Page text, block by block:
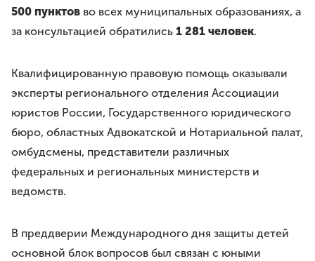
Юридический диктант
Премия им. И.И.Дмитриева
ПРЕСС-СЛУЖБА
Лента новостей
Буклеты
Видео
Контакты
8 8422 41-48-22
г.Ульяновск, ул.Спасская, д.3
500 пунктов во всех муниципальных образованиях, а
за консультацией обратились 1 281 человек.
Квалифицированную правовую помощь оказывали
эксперты регионального отделения Ассоциации
юристов России, Государственного юридического
бюро, областных Адвокатской и Нотариальной палат,
омбудсмены, представители различных
федеральных и региональных министерств и
ведомств.
В преддверии Международного дня защиты детей
основной блок вопросов был связан с юными